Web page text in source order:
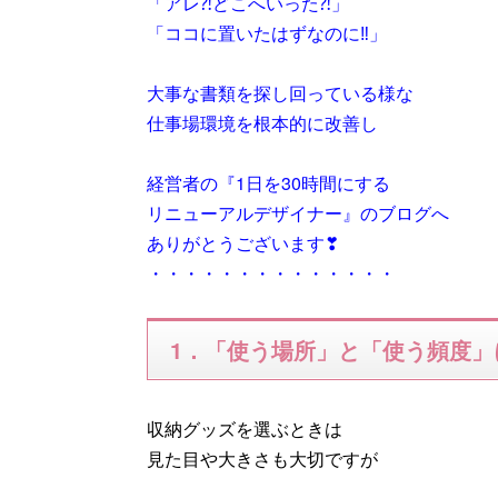
「ココに置いたはずなのに‼」
大事な書類を探し回っている様な
仕事場環境を根本的に改善し
経営者の『1日を30時間にする
リニューアルデザイナー』のブログへ
ありがとうございます❣
・・・・・・・・・・・・・・
1．「使う場所」と「使う頻度
収納グッズを選ぶときは
見た目や大きさも大切ですが